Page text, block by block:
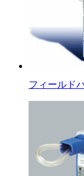
フィールド